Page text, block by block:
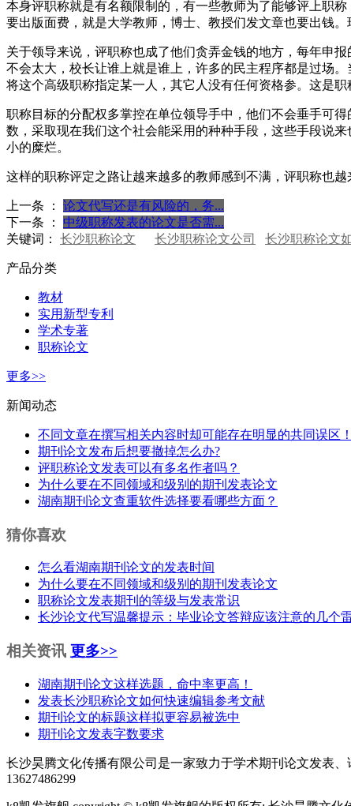
本身评职称就是有名额限制的，有一些教师为了能够评上职
要出版面费，就是大学教师，博士、教授们发文章也要出钱
关于领导来说，评职称也成了他们贪弄金钱的地方，每年申
不会太大，校长让谁上就是谁上，许多的民主程序都是过场
将这个高级职称指定某一人，其它人没有任何资格参。这是
职称目标的分配权多掌控在单位领导手中，他们不会垂手可
数，采取现在我们这个社会能采用的种种手段，这些手段说
小的糜烂。
这样的职称评定之路让越来越多的教师感到不满，评职称也
上一条 ：
论文代写还是有风险的，务...
下一条 ：
中级职称发表的论文是否需...
关键词： 长沙职称论文 长沙职称论文公司 长沙职称论文
产品分类
教材
实用新型专利
学术专著
职称论文
更多>>
新闻动态
不同文章在撰写相关内容时却可能存在明显的共同误区！
期刊论文发布后想要撤掉怎么办?
评职称论文发表可以有多名作者吗？
为什么要在不同领域和级别的期刊发表论文
湖南期刊论文查重软件选择要看哪些方面？
猜你喜欢
怎么看湖南期刊论文的发表时间
为什么要在不同领域和级别的期刊发表论文
职称论文发表期刊的等级与发表常识
长沙论文代写温馨提示：毕业论文答辩应该注意的几个
相关资讯 更多>>
湖南期刊论文这样选题，命中率更高！
发表长沙职称论文如何快速编辑参考文献
期刊论文的标题这样拟更容易被选中
期刊论文发表字数要求
长沙昊腾文化传播有限公司是一家致力于学术期刊论文发表
13627486299